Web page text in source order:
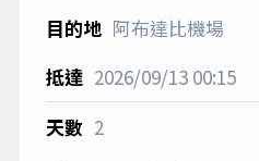
阿布達比機場
2026/09/1300:15
2